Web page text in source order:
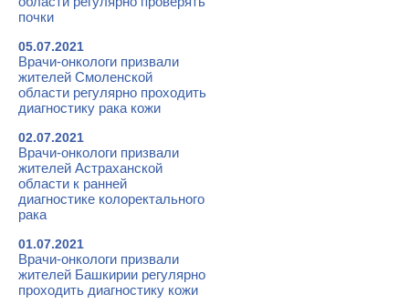
почки
05.07.2021
Врачи-онкологи призвали
жителей Смоленской
области регулярно проходить
диагностику рака кожи
02.07.2021
Врачи-онкологи призвали
жителей Астраханской
области к ранней
диагностике колоректального
рака
01.07.2021
Врачи-онкологи призвали
жителей Башкирии регулярно
проходить диагностику кожи